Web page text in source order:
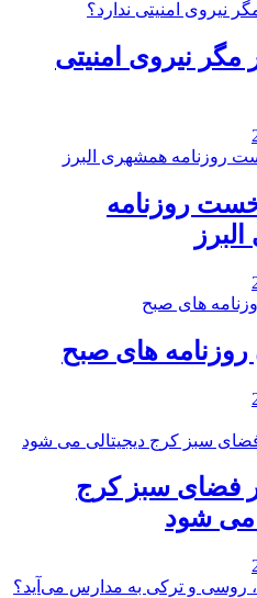
مگر نیروی امنیتی
روزنامه‌
های صبح
فضای سبز کرج
می شود